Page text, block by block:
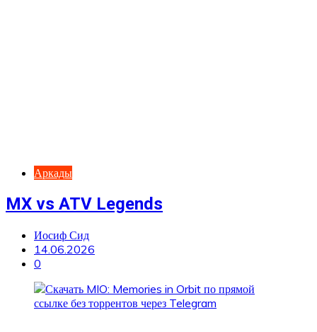
Аркады
MX vs ATV Legends
Иосиф Сид
14.06.2026
0